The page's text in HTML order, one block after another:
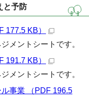
と予防
177.5 KB）
メントシートです。
191.7 KB）
メントシートです。
事業 （PDF 196.5